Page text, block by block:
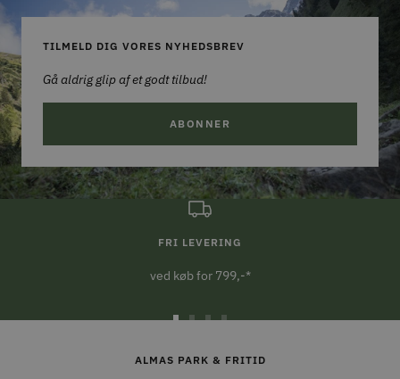
TILMELD DIG VORES NYHEDSBREV
Gå aldrig glip af et godt tilbud!
ABONNER
FRI LEVERING
ved køb for 799,-*
ALMAS PARK & FRITID